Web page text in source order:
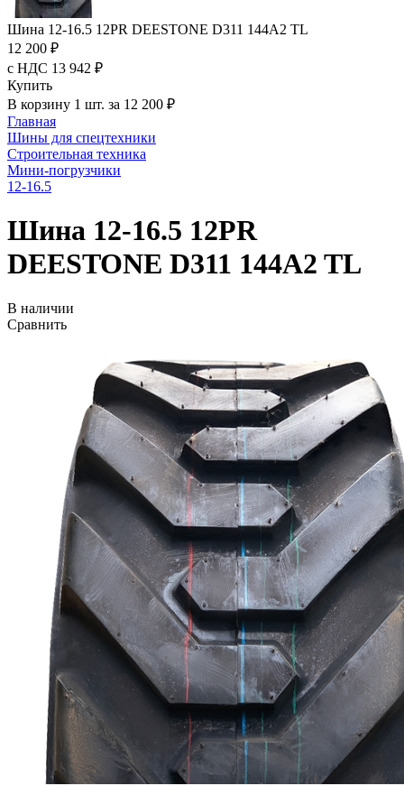
Шина 12-16.5 12PR DEESTONE D311 144A2 TL
12 200 ₽
с НДС 13 942 ₽
Купить
В корзину 1 шт. за 12 200 ₽
Главная
Шины для спецтехники
Строительная техника
Мини-погрузчики
12-16.5
Шина 12-16.5 12PR
DEESTONE D311 144A2 TL
В наличии
Сравнить